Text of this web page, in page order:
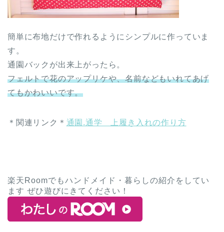
簡単に布地だけで作れるようにシンプルに作っていま
す。
通園バックが出来上がったら。
フェルトで花のアップリケや、名前などもいれてあげ
てもかわいいです。
＊関連リンク＊ 通園.通学 上履き入れの作り方
楽天Roomでもハンドメイド・暮らしの紹介をしてい
ます ぜひ遊びにきてください！